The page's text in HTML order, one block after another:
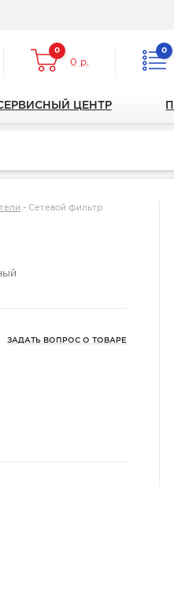
0
0 р.
0
ЦЕНТР
- Сетевой фильтр
ЗАДАТЬ ВОПРОС О ТОВАРЕ